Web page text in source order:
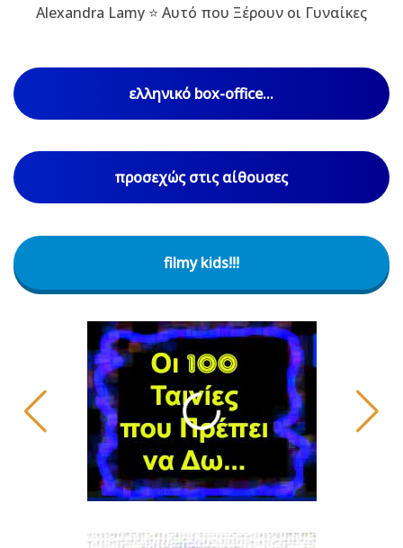
Alexandra Lamy ⭐ Αυτό που Ξέρουν οι Γυναίκες
ελληνικό box-office...
προσεχώς στις αίθουσες
filmy kids!!!